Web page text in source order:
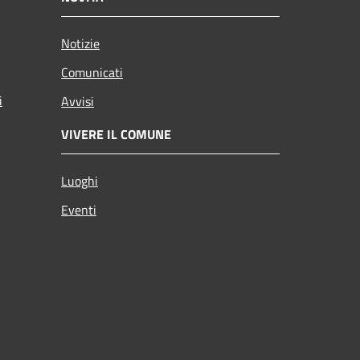
Notizie
Comunicati
Avvisi
VIVERE IL COMUNE
Luoghi
Eventi